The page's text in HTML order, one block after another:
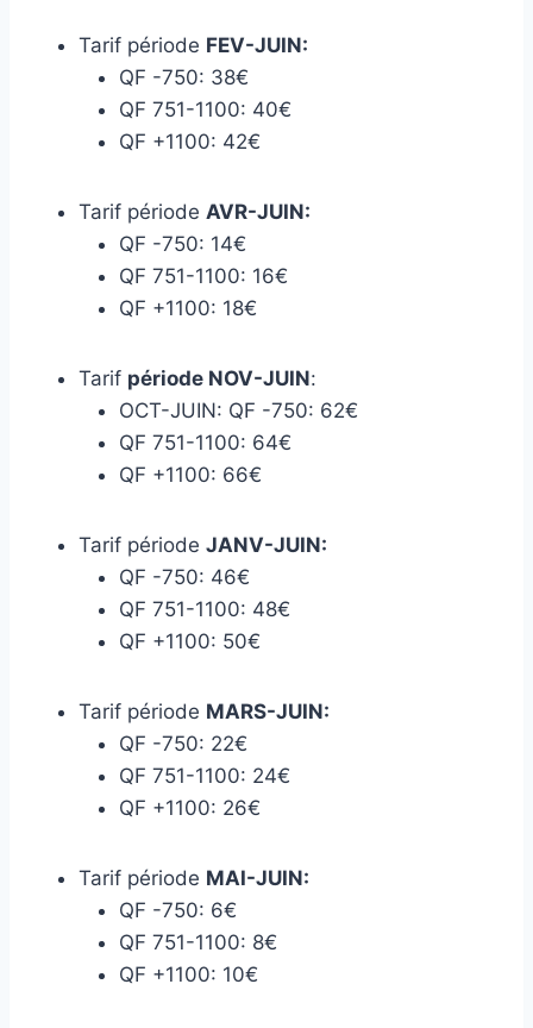
Tarif période FEV-JUIN:
QF -750: 38€
QF 751-1100: 40€
QF +1100: 42€
Tarif période AVR-JUIN:
QF -750: 14€
QF 751-1100: 16€
QF +1100: 18€
Tarif période NOV-JUIN:
OCT-JUIN: QF -750: 62€
QF 751-1100: 64€
QF +1100: 66€
Tarif période JANV-JUIN:
QF -750: 46€
QF 751-1100: 48€
QF +1100: 50€
Tarif période MARS-JUIN:
QF -750: 22€
QF 751-1100: 24€
QF +1100: 26€
Tarif période MAI-JUIN:
QF -750: 6€
QF 751-1100: 8€
QF +1100: 10€